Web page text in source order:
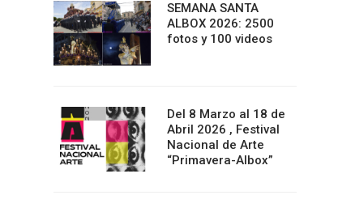
SEMANA SANTA
ALBOX 2026: 2500
fotos y 100 videos
Del 8 Marzo al 18 de
Abril 2026 , Festival
Nacional de Arte
“Primavera-Albox”